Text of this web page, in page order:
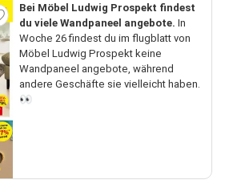
Bei Möbel Ludwig Prospekt findest
du viele Wandpaneel angebote. In
Woche 26 findest du im flugblatt von
Möbel Ludwig Prospekt keine
Wandpaneel angebote, während
andere Geschäfte sie vielleicht haben.
👀